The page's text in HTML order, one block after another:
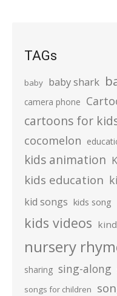
TAGs
baby baby shark
camera phone
cartoons for
cocomelon
kids animation
kids education
kid songs kids song
kids videos
nursery
sharing sing-along
songs for children